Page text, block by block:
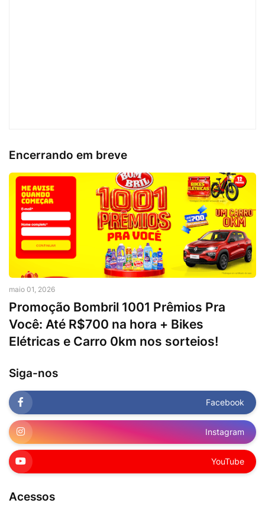
Encerrando em breve
maio 01, 2026
Promoção Bombril 1001 Prêmios Pra
Você: Até R$700 na hora + Bikes
Elétricas e Carro 0km nos sorteios!
Siga-nos
Facebook
Instagram
YouTube
Acessos